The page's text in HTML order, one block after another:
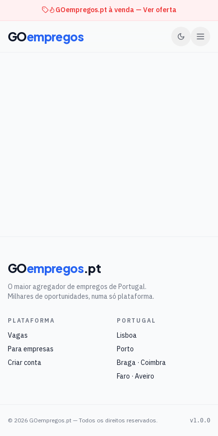
GOempregos.pt à venda — Ver oferta
GOempregos
GOempregos.pt
O maior agregador de empregos de Portugal.
Milhares de oportunidades, numa só plataforma.
PLATAFORMA
Vagas
Para empresas
Criar conta
PORTUGAL
Lisboa
Porto
Braga · Coimbra
Faro · Aveiro
© 2026 GOempregos.pt — Todos os direitos reservados. v1.0.0